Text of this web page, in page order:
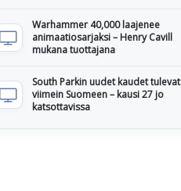
Warhammer 40,000 laajenee
animaatiosarjaksi – Henry Cavill
mukana tuottajana
South Parkin uudet kaudet tulevat
viimein Suomeen – kausi 27 jo
katsottavissa